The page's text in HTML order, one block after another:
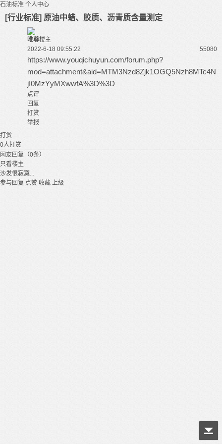
石油标准 个人中心
[行业标准] 原油中蜡、胶质、沥青质含量测定
唯尊楼主
2022-6-18 09:55:22
55080
https://www.youqichuyun.com/forum.php?
mod=attachment&aid=MTM3Nzd8Zjk1OGQ5Nzh8MTc4N
jI0MzYyMXwwfA%3D%3D
点评
回复
打赏
举报
打赏
0人打赏
网友回复（0条）
只看楼主
沙发很寂寞...
参与回复 点赞 收藏 上级